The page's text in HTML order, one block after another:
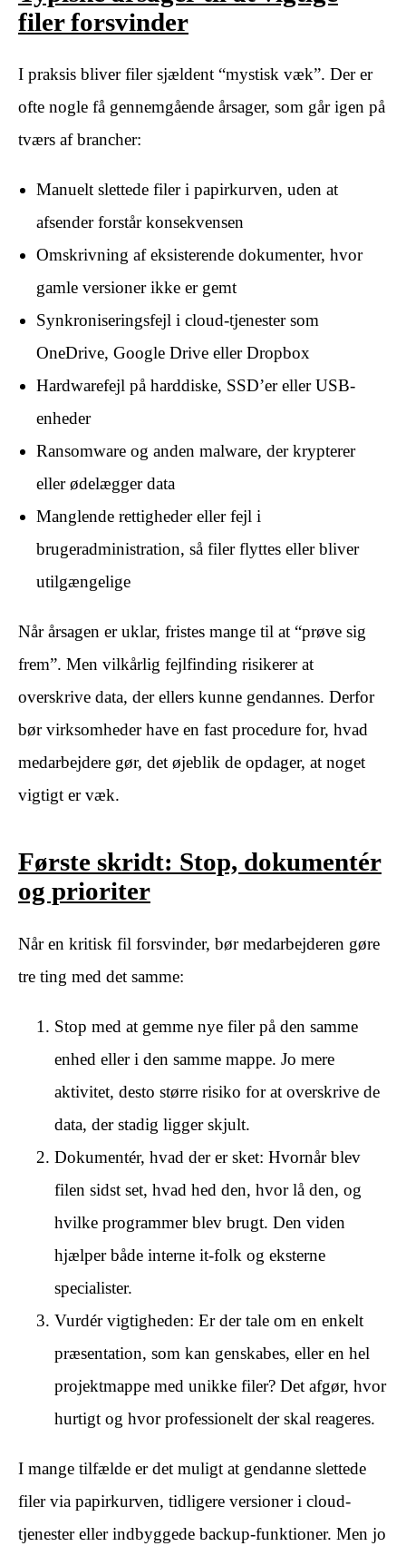
filer forsvinder
I praksis bliver filer sjældent “mystisk væk”. Der er
ofte nogle få gennemgående årsager, som går igen på
tværs af brancher:
Manuelt slettede filer i papirkurven, uden at
afsender forstår konsekvensen
Omskrivning af eksisterende dokumenter, hvor
gamle versioner ikke er gemt
Synkroniseringsfejl i cloud-tjenester som
OneDrive, Google Drive eller Dropbox
Hardwarefejl på harddiske, SSD’er eller USB-
enheder
Ransomware og anden malware, der krypterer
eller ødelægger data
Manglende rettigheder eller fejl i
brugeradministration, så filer flyttes eller bliver
utilgængelige
Når årsagen er uklar, fristes mange til at “prøve sig
frem”. Men vilkårlig fejlfinding risikerer at
overskrive data, der ellers kunne gendannes. Derfor
bør virksomheder have en fast procedure for, hvad
medarbejdere gør, det øjeblik de opdager, at noget
vigtigt er væk.
Første skridt: Stop, dokumentér
og prioriter
Når en kritisk fil forsvinder, bør medarbejderen gøre
tre ting med det samme:
Stop med at gemme nye filer på den samme
enhed eller i den samme mappe. Jo mere
aktivitet, desto større risiko for at overskrive de
data, der stadig ligger skjult.
Dokumentér, hvad der er sket: Hvornår blev
filen sidst set, hvad hed den, hvor lå den, og
hvilke programmer blev brugt. Den viden
hjælper både interne it-folk og eksterne
specialister.
Vurdér vigtigheden: Er der tale om en enkelt
præsentation, som kan genskabes, eller en hel
projektmappe med unikke filer? Det afgør, hvor
hurtigt og hvor professionelt der skal reageres.
I mange tilfælde er det muligt at gendanne slettede
filer via papirkurven, tidligere versioner i cloud-
tjenester eller indbyggede backup-funktioner. Men jo